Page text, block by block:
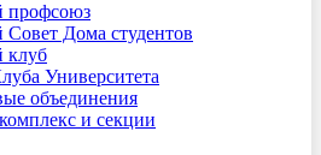
профсоюз
Совет Дома студентов
клуб
Университета
объединения
и секции